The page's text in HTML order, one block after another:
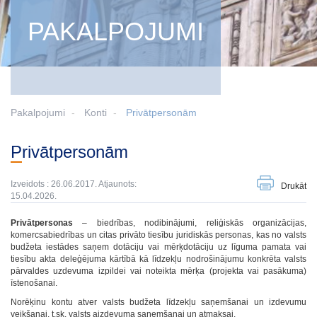
PAKALPOJUMI
Pakalpojumi Konti Privātpersonām
Privātpersonām
Izveidots : 26.06.2017. Atjaunots:
15.04.2026.
Drukāt
Privātpersonas – biedrības, nodibinājumi, reliģiskās organizācijas,
komercsabiedrības un citas privāto tiesību juridiskās personas, kas no valsts
budžeta iestādes saņem dotāciju vai mērķdotāciju uz līguma pamata vai
tiesību akta deleģējuma kārtībā kā līdzekļu nodrošinājumu konkrēta valsts
pārvaldes uzdevuma izpildei vai noteikta mērķa (projekta vai pasākuma)
īstenošanai.
Norēķinu kontu atver valsts budžeta līdzekļu saņemšanai un izdevumu
veikšanai, t.sk. valsts aizdevuma saņemšanai un atmaksai.